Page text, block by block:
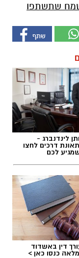
שתשתפו
לינדנברג -
דרכים לחצו
לכם
דין באשדוד
כנסו כאן >